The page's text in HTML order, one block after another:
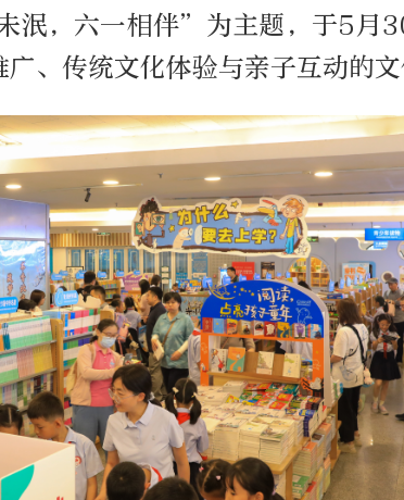
泯，六一相伴”为主题，于5月
、传统文化体验与亲子互动的文